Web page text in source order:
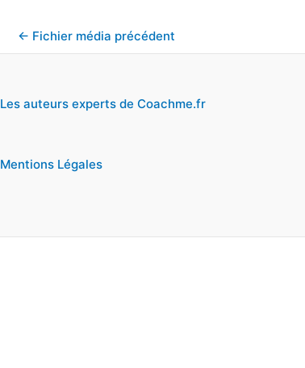
← Fichier média précédent
Les auteurs experts de Coachme.fr
Mentions Légales